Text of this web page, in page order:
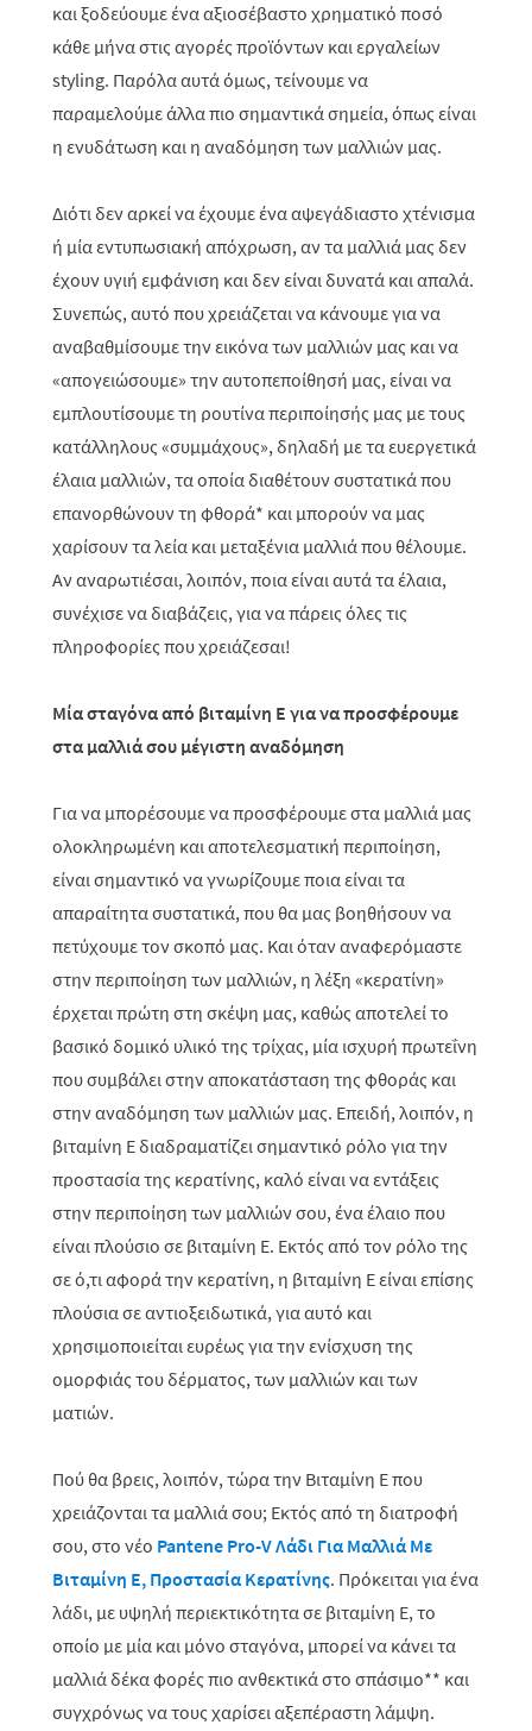
και ξοδεύουμε ένα αξιοσέβαστο χρηματικό ποσό
κάθε μήνα στις αγορές προϊόντων και εργαλείων
styling. Παρόλα αυτά όμως, τείνουμε να
παραμελούμε άλλα πιο σημαντικά σημεία, όπως είναι
η ενυδάτωση και η αναδόμηση των μαλλιών μας.
Διότι δεν αρκεί να έχουμε ένα αψεγάδιαστο χτένισμα
ή μία εντυπωσιακή απόχρωση, αν τα μαλλιά μας δεν
έχουν υγιή εμφάνιση και δεν είναι δυνατά και απαλά.
Συνεπώς, αυτό που χρειάζεται να κάνουμε για να
αναβαθμίσουμε την εικόνα των μαλλιών μας και να
«απογειώσουμε» την αυτοπεποίθησή μας, είναι να
εμπλουτίσουμε τη ρουτίνα περιποίησής μας με τους
κατάλληλους «συμμάχους», δηλαδή με τα ευεργετικά
έλαια μαλλιών, τα οποία διαθέτουν συστατικά που
επανορθώνουν τη φθορά* και μπορούν να μας
χαρίσουν ταλεία και μεταξένια μαλλιά που θέλουμε.
Αν αναρωτιέσαι, λοιπόν, ποια είναι αυτά τα έλαια,
συνέχισε να διαβάζεις, για να πάρεις όλες τις
πληροφορίες που χρειάζεσαι!
Μία σταγόνα από βιταμίνη Ε για να προσφέρουμε
στα μαλλιά σου μέγιστη αναδόμηση
Για να μπορέσουμε να προσφέρουμε στα μαλλιά μας
ολοκληρωμένη και αποτελεσματική περιποίηση,
είναι σημαντικό να γνωρίζουμε ποια είναι τα
απαραίτητα συστατικά, που θα μας βοηθήσουν να
πετύχουμε τον σκοπό μας. Και όταν αναφερόμαστε
στην περιποίηση των μαλλιών, η λέξη «κερατίνη»
έρχεται πρώτη στη σκέψη μας, καθώς αποτελεί το
βασικό δομικό υλικό της τρίχας, μία ισχυρή πρωτεΐνη
που συμβάλει στην αποκατάσταση της φθοράς και
στην αναδόμηση των μαλλιών μας. Επειδή, λοιπόν, η
βιταμίνη Ε διαδραματίζει σημαντικό ρόλο για την
προστασία της κερατίνης, καλό είναι να εντάξεις
στην περιποίηση των μαλλιών σου, ένα έλαιο που
είναι πλούσιο σε βιταμίνη Ε. Εκτός από τον ρόλο της
σε ό,τι αφορά την κερατίνη, η βιταμίνη Ε είναι επίσης
πλούσια σε αντιοξειδωτικά, για αυτό και
χρησιμοποιείται ευρέως για την ενίσχυση της
ομορφιάς του δέρματος, των μαλλιών και των
ματιών.
Πού θα βρεις, λοιπόν, τώρα την Βιταμίνη Ε που
χρειάζονται τα μαλλιά σου; Εκτός από τη διατροφή
σου, στο νέο Pantene Pro-VΛάδι Για Μαλλιά Με
Βιταμίνη E, Προστασία Κερατίνης. Πρόκειται για ένα
λάδι, με υψηλή περιεκτικότητα σε βιταμίνη Ε, το
οποίο με μία και μόνο σταγόνα, μπορεί να κάνει τα
μαλλιά δέκαφορές πιο ανθεκτικά στο σπάσιμο** και
συγχρόνως να τους χαρίσει αξεπέραστη λάμψη.